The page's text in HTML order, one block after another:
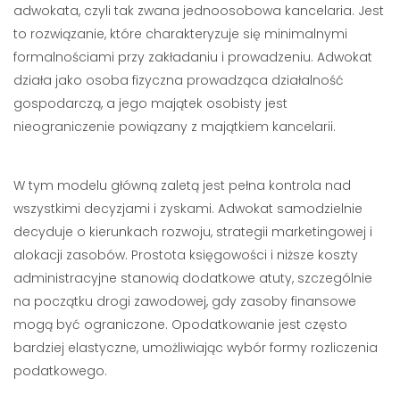
adwokata, czyli tak zwana jednoosobowa kancelaria. Jest
to rozwiązanie, które charakteryzuje się minimalnymi
formalnościami przy zakładaniu i prowadzeniu. Adwokat
działa jako osoba fizyczna prowadząca działalność
gospodarczą, a jego majątek osobisty jest
nieograniczenie powiązany z majątkiem kancelarii.
W tym modelu główną zaletą jest pełna kontrola nad
wszystkimi decyzjami i zyskami. Adwokat samodzielnie
decyduje o kierunkach rozwoju, strategii marketingowej i
alokacji zasobów. Prostota księgowości i niższe koszty
administracyjne stanowią dodatkowe atuty, szczególnie
na początku drogi zawodowej, gdy zasoby finansowe
mogą być ograniczone. Opodatkowanie jest często
bardziej elastyczne, umożliwiając wybór formy rozliczenia
podatkowego.